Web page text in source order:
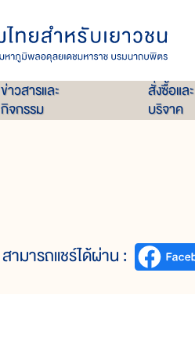
ข่าวสารและ
กิจกรรม
สั่งซื้อและ
บริจาค
สามารถแชร์ได้ผ่าน :